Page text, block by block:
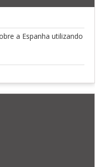
a Espanha utilizando